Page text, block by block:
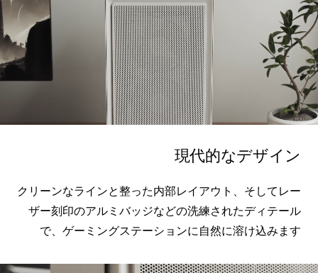
現代的なデザイン
クリーンなラインと整った内部レイアウト 、 そしてレー
ザー刻印のアルミバッジなどの洗練されたディテール
で、ゲーミングステーションに自然に溶け込みます